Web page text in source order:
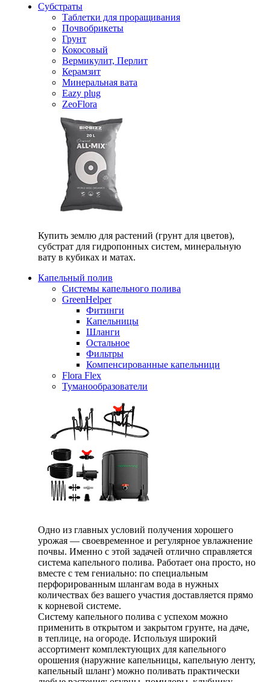
Субстраты
Таблетки для проращивания
Почвобрикеты
Грунт
Кокосовый
Вермикулит, Перлит
Керамзит
Минеральная вата
Eazy plug
ZeoFlora
Купить землю для растений (грунт для цветов),
субстрат для гидропонных систем, минеральную
вату в кубиках и матах.
Капельный полив
Системы капельного полива
GreenHelper
Фитинги
Капельницы
Шланги
Остальное
Фильтры
Компенсированные капельници
Flora Flex
Туманообразователи
Одно из главных условий получения хорошего
урожая — своевременное и регулярное увлажнение
почвы. Именно с этой задачей отлично справляется
система капельного полива. Работает она просто, но
вместе с тем гениально: по специальным
перфорированным шлангам вода в нужных
количествах без вашего участия доставляется прямо
к корневой системе.
Систему капельного полива с успехом можно
применить в открытом и закрытом грунте, на даче,
в теплице, на огороде. Используя широкий
ассортимент комплектующих для капельного
орошения (наружние капельницы, капельную ленту,
капельный шланг) можно поливать практически